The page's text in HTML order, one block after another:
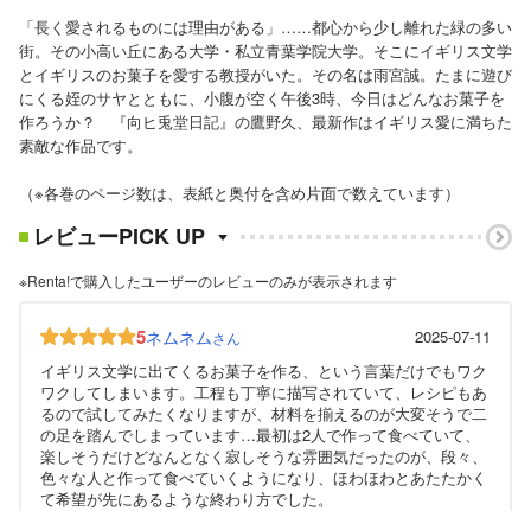
「長く愛されるものには理由がある」……都心から少し離れた緑の多い
街。その小高い丘にある大学・私立青葉学院大学。そこにイギリス文学
とイギリスのお菓子を愛する教授がいた。その名は雨宮誠。たまに遊び
にくる姪のサヤとともに、小腹が空く午後3時、今日はどんなお菓子を
作ろうか？ 『向ヒ兎堂日記』の鷹野久、最新作はイギリス愛に満ちた
素敵な作品です。
（※各巻のページ数は、表紙と奥付を含め片面で数えています）
レビューPICK UP
※Renta!で購入したユーザーのレビューのみが表示されます
5ネムネムさん
2025-07-11
イギリス文学に出てくるお菓子を作る、という言葉だけでもワク
ワクしてしまいます。工程も丁寧に描写されていて、レシピもあ
るので試してみたくなりますが、材料を揃えるのが大変そうで二
の足を踏んでしまっています…最初は2人で作って食べていて、
楽しそうだけどなんとなく寂しそうな雰囲気だったのが、段々、
色々な人と作って食べていくようになり、ほわほわとあたたかく
て希望が先にあるような終わり方でした。